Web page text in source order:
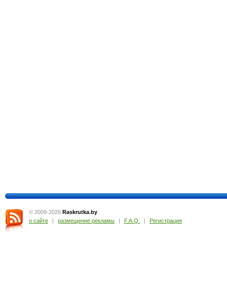
© 2009-2026 Raskrutka.by
о сайте
| размещение рекламы | F.A.Q. | Регистрация